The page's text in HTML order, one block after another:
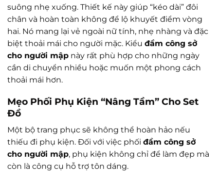
suông nhẹ xuống. Thiết kế này giúp “kéo dài” đôi
chân và hoàn toàn không để lộ khuyết điểm vòng
hai. Nó mang lại vẻ ngoài nữ tính, nhẹ nhàng và đặc
biệt thoải mái cho người mặc. Kiểu đầm công sở
cho người mập này rất phù hợp cho những ngày
cần di chuyển nhiều hoặc muốn một phong cách
thoải mái hơn.
Mẹo Phối Phụ Kiện “Nâng Tầm” Cho Set
Đồ
Một bộ trang phục sẽ không thể hoàn hảo nếu
thiếu đi phụ kiện. Đối với việc phối đầm công sở
cho người mập, phụ kiện không chỉ để làm đẹp mà
còn là công cụ hỗ trợ tôn dáng.